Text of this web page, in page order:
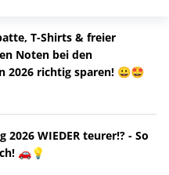
T-Shirts & freier
Noten bei den
2026 richtig sparen! 😀🤩
2026 WIEDER teurer!? - So
🚗💡